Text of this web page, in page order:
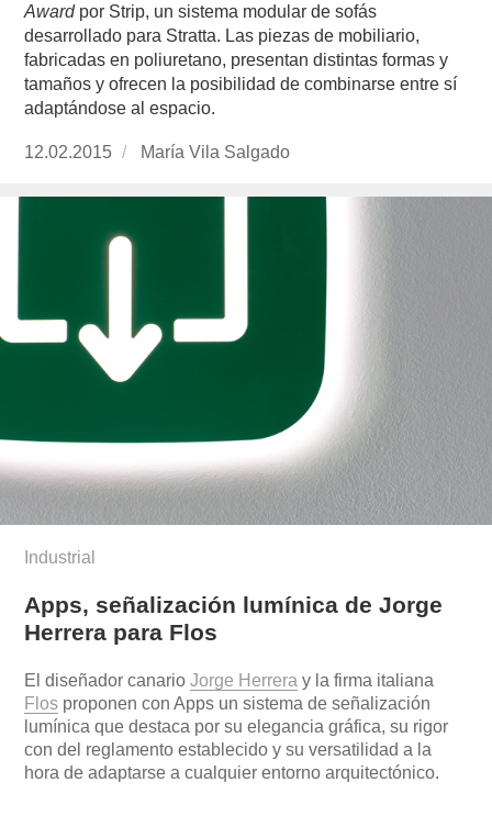
Awardpor Strip, un sistema modular de sofás
desarrollado para Stratta. Las piezas de mobiliario,
fabricadas en poliuretano, presentan distintas formas y
tamaños y ofrecen la posibilidad de combinarse entre sí
adaptándose al espacio.
Publicado
12.02.2015 https://www.experimenta.es/author/mariavila/
María Vila Salgado
Industrial
Apps, señalización lumínica de Jorge
Herrera para Flos
El diseñador canarioJorge Herrera y la firma italiana
Flos proponen con Apps un sistema de señalización
lumínica que destaca por su elegancia gráfica, su rigor
con del reglamento establecido y su versatilidad a la
hora de adaptarse a cualquier entorno arquitectónico.